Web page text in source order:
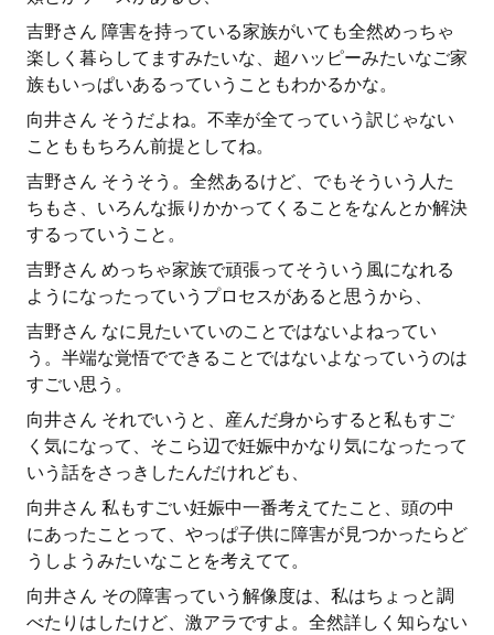
吉野さん 障害を持っている家族がいても全然めっちゃ
楽しく暮らしてますみたいな、超ハッピーみたいなご家
族もいっぱいあるっていうこともわかるかな。
向井さん そうだよね。不幸が全てっていう訳じゃない
ことももちろん前提としてね。
吉野さん そうそう。全然あるけど、でもそういう人た
ちもさ、いろんな振りかかってくることをなんとか解決
するっていうこと。
吉野さん めっちゃ家族で頑張ってそういう風になれる
ようになったっていうプロセスがあると思うから、
吉野さん なに見たいていのことではないよねってい
う。半端な覚悟でできることではないよなっていうのは
すごい思う。
向井さん それでいうと、産んだ身からすると私もすご
く気になって、そこら辺で妊娠中かなり気になったって
いう話をさっきしたんだけれども、
向井さん 私もすごい妊娠中一番考えてたこと、頭の中
にあったことって、やっぱ子供に障害が見つかったらど
うしようみたいなことを考えてて。
向井さん その障害っていう解像度は、私はちょっと調
べたりはしたけど、激アラですよ。全然詳しく知らない